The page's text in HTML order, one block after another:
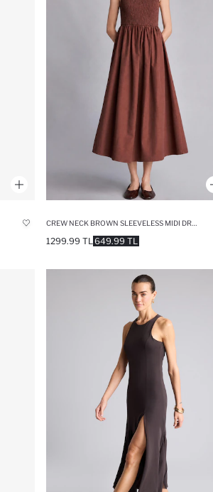
CREW NECK BROWN SLEEVELESS MIDI DRESS
649.99 TL
1299.99 TL